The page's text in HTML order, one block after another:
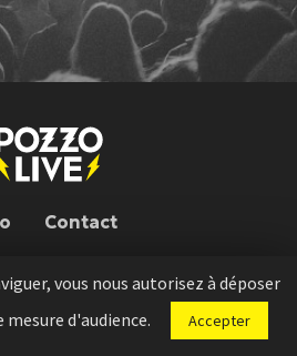
Contact
: Pozzo Team, avec l'aide deBloop
concours Mentions légales
vous nous autorisez à déposer
mesure d'audience.
Accepter